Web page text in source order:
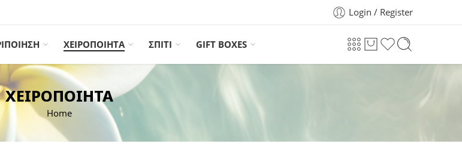
Login / Register
ΧΕΙΡΟΠΟΙΗΤΑ ΣΠΙΤΙ GIFT BOXES
ΧΕΙΡΟΠΟΙΗΤΑ
Home